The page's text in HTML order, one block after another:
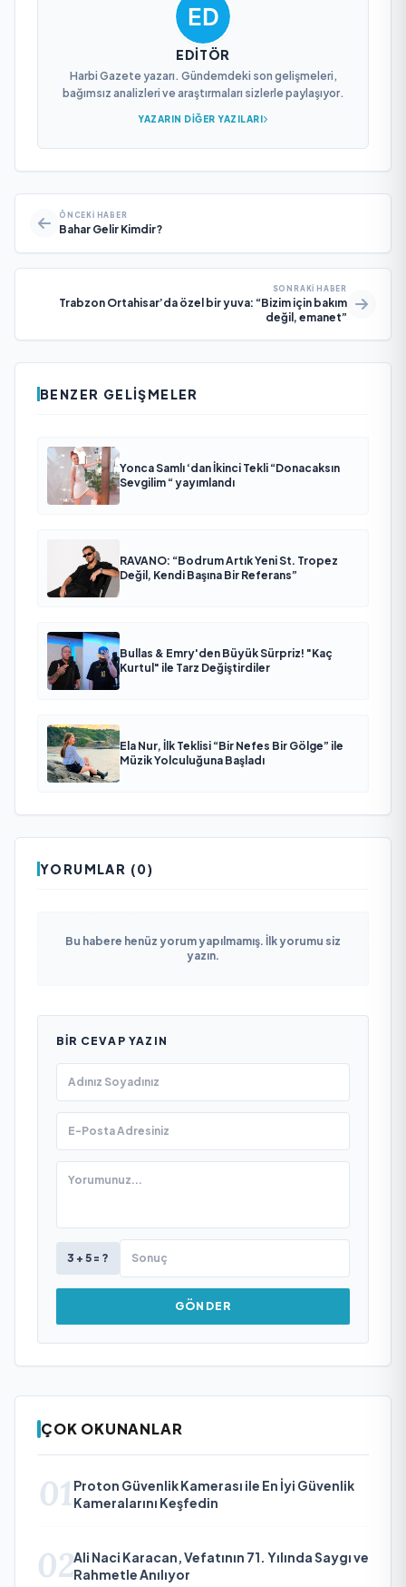
EDITÖR
Harbi Gazete yazarı. Gündemdeki son gelişmeleri,
bağımsız analizleri ve araştırmaları sizlerle paylaşıyor.
YAZARIN DIĞER YAZILARI
ÖNCEKI HABER
Bahar Gelir Kimdir?
SONRAKI HABER
Trabzon Ortahisar’da özel bir yuva: “Bizim için bakım
değil, emanet”
BENZER GELIŞMELER
Yonca Samlı ‘dan İkinci Tekli “Donacaksın
Sevgilim “ yayımlandı
RAVANO: “Bodrum Artık Yeni St. Tropez
Değil, Kendi Başına Bir Referans”
Bullas & Emry'den Büyük Sürpriz! "Kaç
Kurtul" ile Tarz Değiştirdiler
Ela Nur, İlk Teklisi “Bir Nefes Bir Gölge” ile
Müzik Yolculuğuna Başladı
YORUMLAR (0)
Bu habere henüz yorum yapılmamış. İlk yorumu siz
yazın.
BIR CEVAP YAZIN
3 + 5 = ?
GÖNDER
ÇOK OKUNANLAR
01 Proton Güvenlik Kamerası ile En İyi Güvenlik
Kameralarını Keşfedin
02Ali Naci Karacan, Vefatının 71. Yılında Saygı ve
Rahmetle Anılıyor